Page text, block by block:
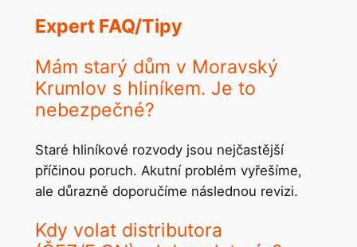
Expert FAQ/Tipy
Mám starý dům v Moravský
Krumlov s hliníkem. Je to
nebezpečné?
Staré hliníkové rozvody jsou nejčastější
příčinou poruch. Akutní problém vyřešíme,
ale důrazně doporučíme následnou revizi.
Kdy volat distributora